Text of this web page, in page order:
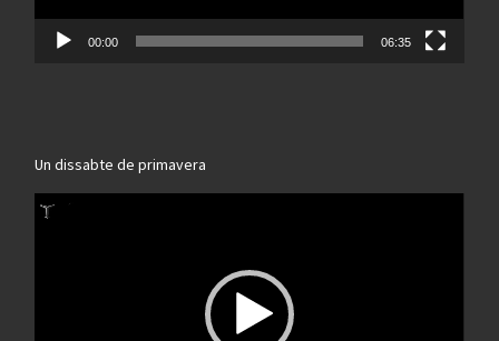
00:00 06:35
Un dissabte de primavera
Reproductor
de